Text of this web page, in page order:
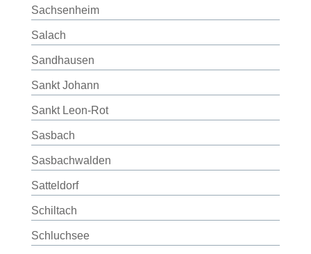
Sachsenheim
Salach
Sandhausen
Sankt Johann
Sankt Leon-Rot
Sasbach
Sasbachwalden
Satteldorf
Schiltach
Schluchsee